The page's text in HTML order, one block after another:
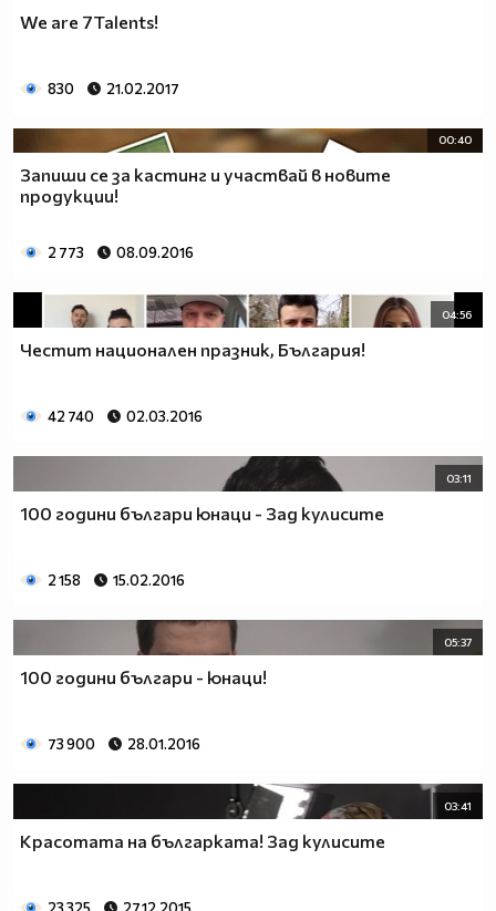
We are 7Talents!
830 21.02.2017
00:40
Запиши се за кастинг и участвай в новите
продукции!
2 773 08.09.2016
04:56
Честит национален празник, България!
42 740 02.03.2016
03:11
100 години българи юнаци - Зад кулисите
2 158 15.02.2016
05:37
100 години българи - юнаци!
73 900 28.01.2016
03:41
Красотата на българката! Зад кулисите